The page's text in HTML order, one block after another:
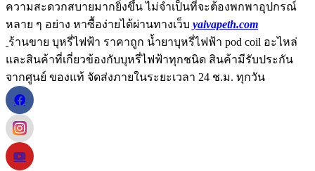
ความสะดวกสบายมากยิ่งขึ้น ไม่จำเป็นที่จะต้องพกพาอุปกรณ์
หลาย ๆ อย่าง หาซื้อง่ายได้ผ่านทางเว็บ yaivapeth.com
ร้านขาย บุหรี่ไฟฟ้า ราคาถูก น้ำยาบุหรี่ไฟฟ้า pod coil อะไหล่
และสินค้าที่เกี่ยวข้องกับบุหรี่ไฟฟ้าทุกชนิด สินค้ามีรับประกัน
จากศูนย์ ของแท้ จัดส่งภายในระยะเวลา 24 ช.ม. ทุกวัน